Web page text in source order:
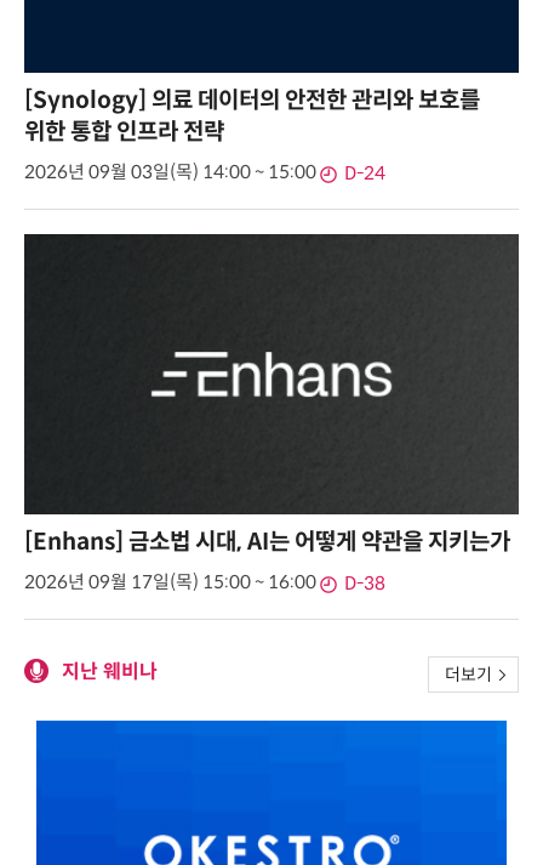
[Synology] 의료 데이터의 안전한 관리와 보호를
위한 통합 인프라 전략
2026년 09월 03일(목) 14:00 ~ 15:00 D-24
[Enhans] 금소법 시대, AI는 어떻게 약관을 지키는가
2026년 09월 17일(목) 15:00 ~ 16:00 D-38
지난 웨비나 더보기